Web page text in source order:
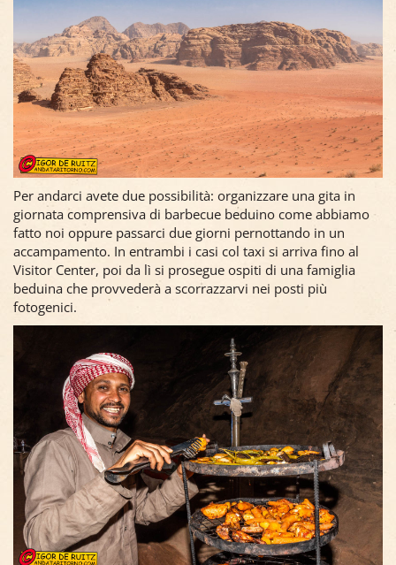
Per andarci avete due possibilità: organizzare una gita in
giornata comprensiva di barbecue beduino come abbiamo
fatto noi oppure passarci due giorni pernottando in un
accampamento. In entrambi i casi col taxi si arriva fino al
Visitor Center, poi da lì si prosegue ospiti di una famiglia
beduina che provvederà a scorrazzarvi nei posti più
fotogenici.